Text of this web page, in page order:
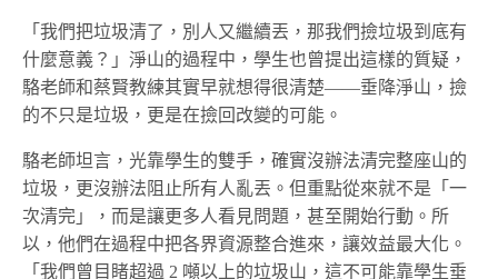
「我們把垃圾清了，別人又繼續丟，那我們撿垃圾到底有
什麼意義？」淨山的過程中，學生也曾提出這樣的質疑，
駱老師和蔡賢教練其實早就想得很清楚——垂降淨山，撿
的不只是垃圾，更是在撿回改變的可能。
駱老師坦言，光靠學生的雙手，確實沒辦法清完整座山的
垃圾，更沒辦法阻止所有人亂丟。但重點從來就不是「一
次清完」，而是讓更多人看見問題，甚至開始行動。所
以，他們在過程中把各界資源整合進來，讓效益最大化。
「我們曾目睹超過 2 噸以上的垃圾山，這不可能靠學生垂